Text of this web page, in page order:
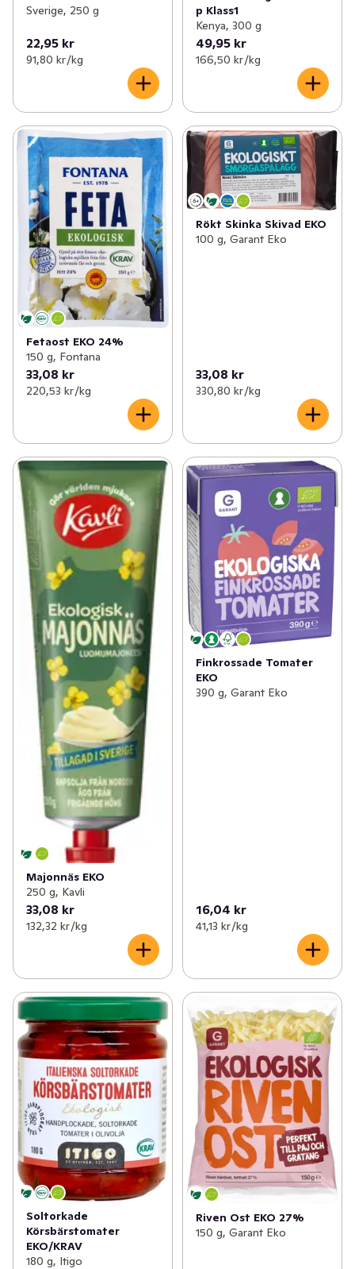
Sverige, 250 g
22,95 kr
91,80 kr /kg
p Klass1
Kenya, 300 g
49,95 kr
166,50 kr /kg
Fetaost EKO 24%
150 g, Fontana
33,08 kr
220,53 kr /kg
Rökt Skinka Skivad EKO
100 g, Garant Eko
33,08 kr
330,80 kr /kg
Majonnäs EKO
250 g, Kavli
33,08 kr
132,32 kr /kg
Finkrossade Tomater
EKO
390 g, Garant Eko
16,04 kr
41,13 kr /kg
Soltorkade
Körsbärstomater
EKO/KRAV
180 g, Itigo
Riven Ost EKO 27%
150 g, Garant Eko